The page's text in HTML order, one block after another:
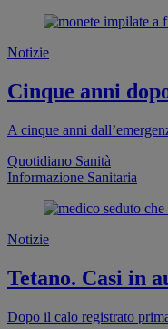
Notizie
Cinque anni
A cinque anni
Quotidiano Sanità
Informazione Sanitaria
Notizie
Tetano. Casi in
Dopo il calo registrato